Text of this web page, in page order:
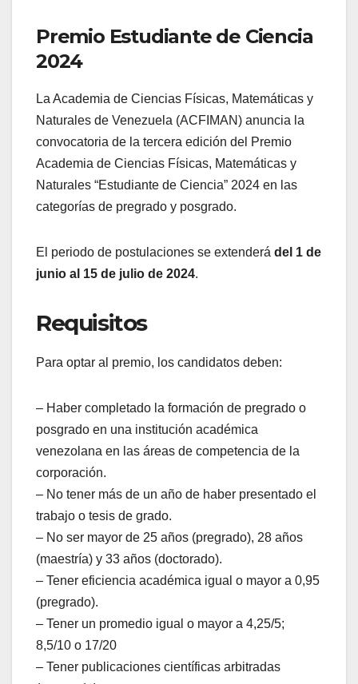
Premio Estudiante de Ciencia
2024
La Academia de Ciencias Físicas, Matemáticas y
Naturales de Venezuela (ACFIMAN) anuncia la
convocatoria de la tercera edición del Premio
Academia de Ciencias Físicas, Matemáticas y
Naturales “Estudiante de Ciencia” 2024 en las
categorías de pregrado y posgrado.
El periodo de postulaciones se extenderá del 1 de
junio al 15 de julio de 2024.
Requisitos
Para optar al premio, los candidatos deben:
– Haber completado la formación de pregrado o
posgrado en una institución académica
venezolana en las áreas de competencia de la
corporación.
– No tener más de un año de haber presentado el
trabajo o tesis de grado.
– No ser mayor de 25 años (pregrado), 28 años
(maestría) y 33 años (doctorado).
– Tener eficiencia académica igual o mayor a 0,95
(pregrado).
– Tener un promedio igual o mayor a 4,25/5;
8,5/10 o 17/20
– Tener publicaciones científicas arbitradas